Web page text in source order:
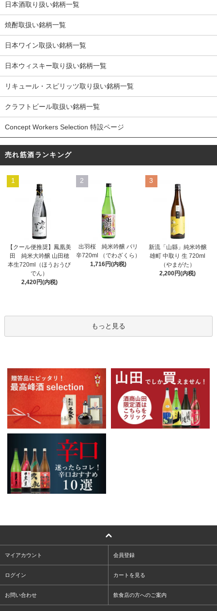
日本酒取り扱い銘柄一覧
焼酎取扱い銘柄一覧
日本ワイン取扱い銘柄一覧
日本ウィスキー取り扱い銘柄一覧
リキュール・スピリッツ取り扱い銘柄一覧
クラフトビール取扱い銘柄一覧
Concept Workers Selection 特設ページ
売れ筋酒ランキング
1
【クール便推奨】鳳凰美
田 純米大吟醸 山田穂
本生720ml（ほうおうび
でん）
2,420円(内税)
2
出羽桜 純米吟醸 バリ
辛720ml （でわざくら）
1,716円(内税)
3
新流「山縣」純米吟醸
雄町 中取り 生 720ml
（やまがた）
2,200円(内税)
もっと見る
マイアカウント 会員登録
ログイン カートを見る
お問い合わせ 飲食店の方へのご案内